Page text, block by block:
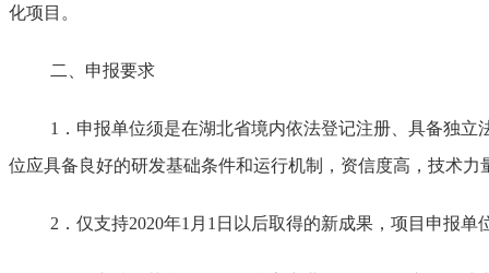
化项目。
二、申报要求
1．申报单位须是在湖北省境内依法登记注册、具备独
位应具备良好的研发基础条件和运行机制，资信度高，技术
2．仅支持2020年1月1日以后取得的新成果，项目申报